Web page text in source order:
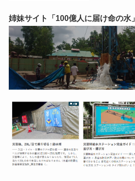
姉妹サイト「100億人に届け命の水」